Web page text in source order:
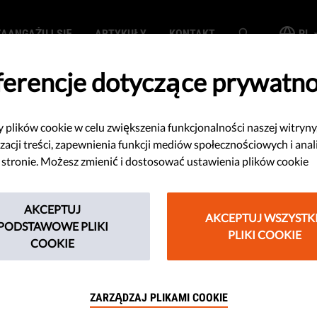
SIĘ ARTYKUŁY KONTAKT PL
nielegalnej
do Europy
się na Malcie, aby omówić plan
napływu imigrantów z
jako "punkt przerzutowy" dla
dotyczące
plików cookie w celu zwiększenia funkcjonalności naszej
treści, zapewnienia funkcji mediów społecznościowych i
stronie. Możesz zmienić i dostosować ustawienia plików cookie
AKCEPTUJ
PLIKI
COOKIE
AKCEPTUJ
PLIKI COOKIE
ZARZĄDZAJ PLIKAMI COOKIE